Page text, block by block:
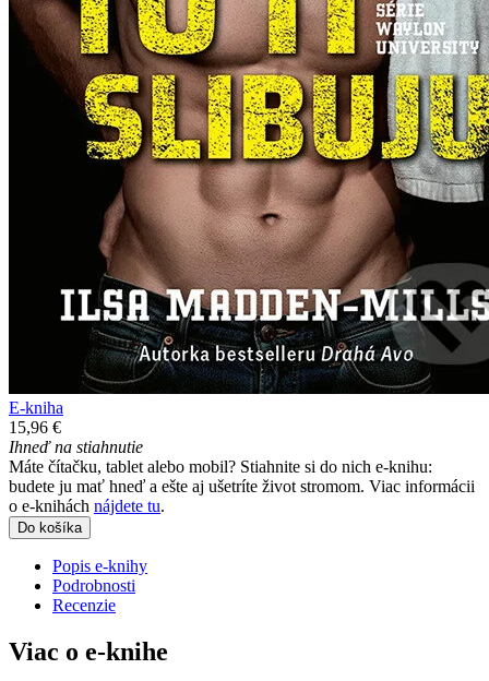
E-kniha
15,96 €
Ihneď na stiahnutie
Máte čítačku, tablet alebo mobil? Stiahnite si do nich e-knihu:
budete ju mať hneď a ešte aj ušetríte život stromom. Viac informácii
o e-knihách nájdete tu.
Do košíka
Popis e-knihy
Podrobnosti
Recenzie
Viac o e-knihe